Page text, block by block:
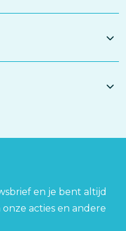
en je bent altijd
acties en andere